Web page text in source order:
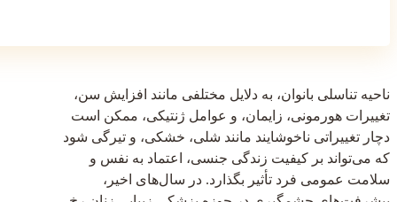
ناحیه تناسلی بانوان، به دلایل مختلفی مانند افزایش سن،
تغییرات هورمونی، زایمان، و عوامل ژنتیکی، ممکن است
دچار تغییراتی ناخوشایند مانند شلی، خشکی، و تیرگی شود
که می‌تواند بر کیفیت زندگی جنسی، اعتماد به نفس و
سلامت عمومی فرد تأثیر بگذارد. در سال‌های اخیر،